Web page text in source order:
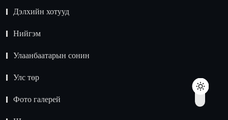
Дэлхийн хотууд
Нийгэм
Улаанбаатарын сонин
Улс төр
Фото галерей